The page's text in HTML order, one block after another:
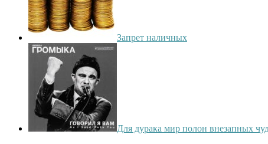
Запрет наличных
Для дурака мир полон внезапных